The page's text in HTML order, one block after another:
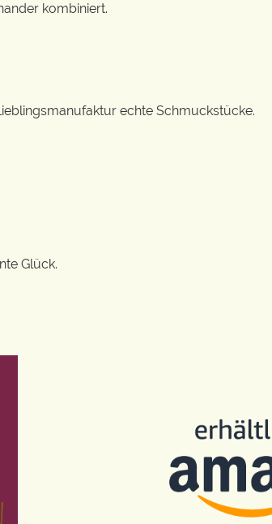
kombiniert.
echte Schmuckstücke.
Glück.